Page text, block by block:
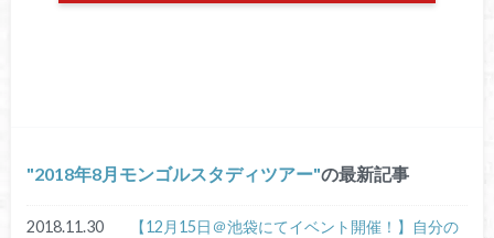
2018年8月モンゴルスタディツアー の最新記事
2018.11.30
【12月15日＠池袋にてイベント開催！】自分の